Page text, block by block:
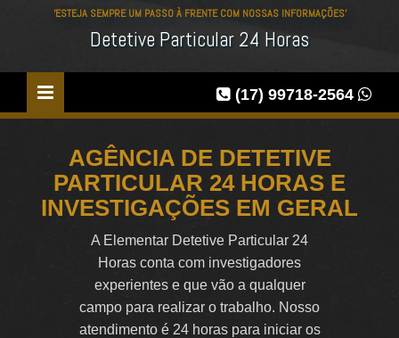
'ESTEJA SEMPRE UM PASSO À FRENTE COM NOSSAS INFORMAÇÕES'
Detetive Particular 24 Horas
(17) 99718-2564
AGÊNCIA DE DETETIVE
PARTICULAR 24 HORAS E
INVESTIGAÇÕES EM GERAL
A Elementar Detetive Particular 24
Horas conta com investigadores
experientes e que vão a qualquer
campo para realizar o trabalho. Nosso
atendimento é 24 horas para iniciar os